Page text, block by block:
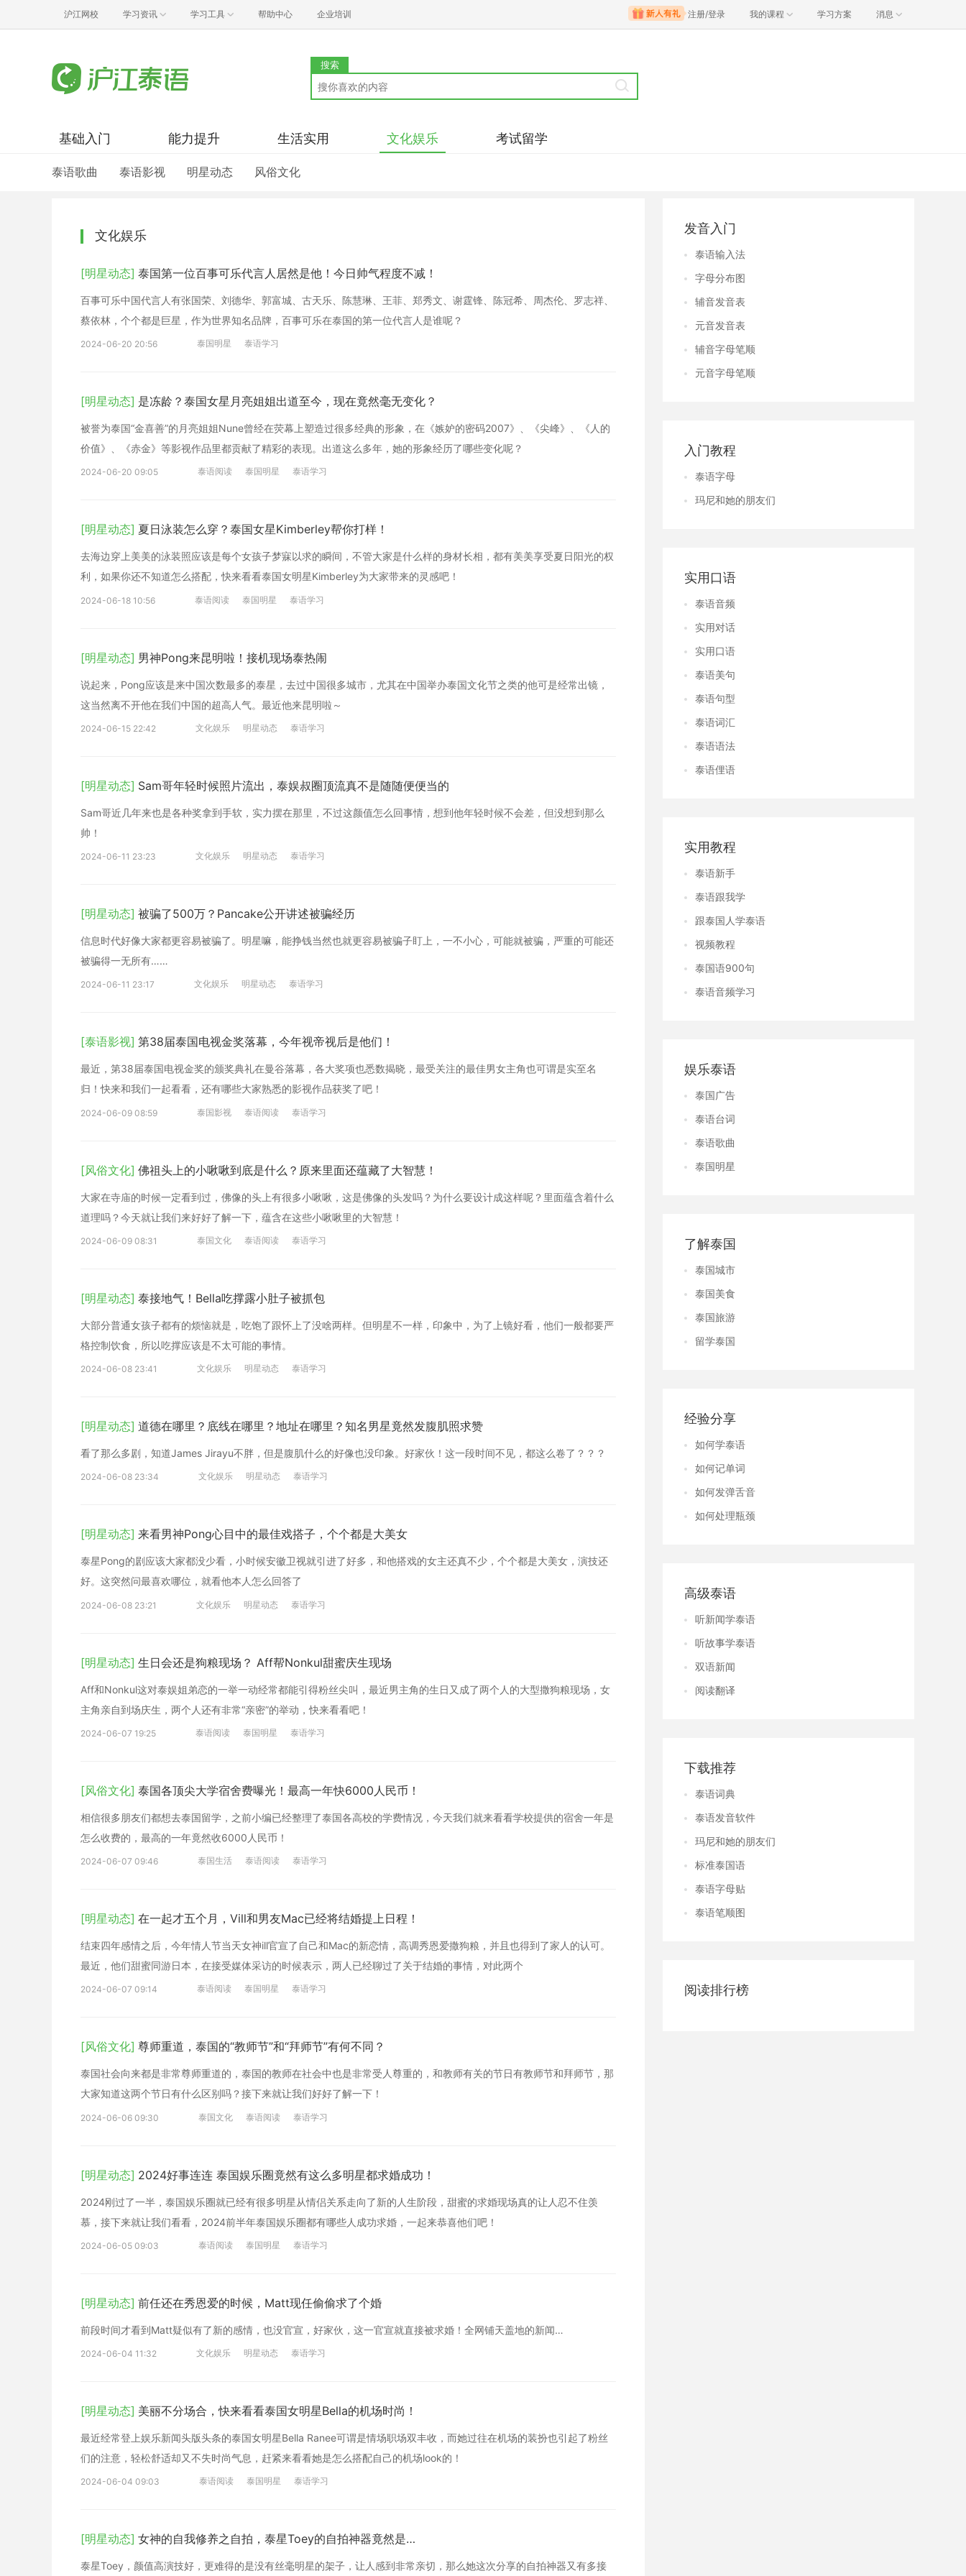
沪江网校 学习资讯 学习工具 帮助中心 企业培训 注册/登录 我的课程 学习方案 消息
搜索
基础入门 能力提升 生活实用 文化娱乐 考试留学
泰语歌曲 泰语影视 明星动态 风俗文化
文化娱乐
[明星动态] 泰国第一位百事可乐代言人居然是他！今日帅气程度不减！
百事可乐中国代言人有张国荣、刘德华、郭富城、古天乐、陈慧琳、王菲、郑秀文、谢霆锋、陈冠希、周杰伦、罗志祥、
蔡依林，个个都是巨星，作为世界知名品牌，百事可乐在泰国的第一位代言人是谁呢？
2024-06-20 20:56 泰国明星 泰语学习
[明星动态] 是冻龄？泰国女星月亮姐姐出道至今，现在竟然毫无变化？
被誉为泰国“金喜善”的月亮姐姐Nune曾经在荧幕上塑造过很多经典的形象，在《嫉妒的密码2007》、《尖峰》、《人的
价值》、《赤金》等影视作品里都贡献了精彩的表现。出道这么多年，她的形象经历了哪些变化呢？
2024-06-20 09:05 泰语阅读 泰国明星 泰语学习
[明星动态] 夏日泳装怎么穿？泰国女星Kimberley帮你打样！
去海边穿上美美的泳装照应该是每个女孩子梦寐以求的瞬间，不管大家是什么样的身材长相，都有美美享受夏日阳光的权
利，如果你还不知道怎么搭配，快来看看泰国女明星Kimberley为大家带来的灵感吧！
2024-06-18 10:56 泰语阅读 泰国明星 泰语学习
[明星动态] 男神Pong来昆明啦！接机现场泰热闹
说起来，Pong应该是来中国次数最多的泰星，去过中国很多城市，尤其在中国举办泰国文化节之类的他可是经常出镜，
这当然离不开他在我们中国的超高人气。最近他来昆明啦～
2024-06-15 22:42 文化娱乐 明星动态 泰语学习
[明星动态] Sam哥年轻时候照片流出，泰娱叔圈顶流真不是随随便便当的
Sam哥近几年来也是各种奖拿到手软，实力摆在那里，不过这颜值怎么回事情，想到他年轻时候不会差，但没想到那么
帅！
2024-06-11 23:23 文化娱乐 明星动态 泰语学习
[明星动态] 被骗了500万？Pancake公开讲述被骗经历
信息时代好像大家都更容易被骗了。明星嘛，能挣钱当然也就更容易被骗子盯上，一不小心，可能就被骗，严重的可能还
被骗得一无所有……
2024-06-11 23:17 文化娱乐 明星动态 泰语学习
[泰语影视] 第38届泰国电视金奖落幕，今年视帝视后是他们！
最近，第38届泰国电视金奖的颁奖典礼在曼谷落幕，各大奖项也悉数揭晓，最受关注的最佳男女主角也可谓是实至名
归！快来和我们一起看看，还有哪些大家熟悉的影视作品获奖了吧！
2024-06-09 08:59 泰国影视 泰语阅读 泰语学习
[风俗文化] 佛祖头上的小啾啾到底是什么？原来里面还蕴藏了大智慧！
大家在寺庙的时候一定看到过，佛像的头上有很多小啾啾，这是佛像的头发吗？为什么要设计成这样呢？里面蕴含着什么
道理吗？今天就让我们来好好了解一下，蕴含在这些小啾啾里的大智慧！
2024-06-09 08:31 泰国文化 泰语阅读 泰语学习
[明星动态] 泰接地气！Bella吃撑露小肚子被抓包
大部分普通女孩子都有的烦恼就是，吃饱了跟怀上了没啥两样。但明星不一样，印象中，为了上镜好看，他们一般都要严
格控制饮食，所以吃撑应该是不太可能的事情。
2024-06-08 23:41 文化娱乐 明星动态 泰语学习
[明星动态] 道德在哪里？底线在哪里？地址在哪里？知名男星竟然发腹肌照求赞
看了那么多剧，知道James Jirayu不胖，但是腹肌什么的好像也没印象。好家伙！这一段时间不见，都这么卷了？？？
2024-06-08 23:34 文化娱乐 明星动态 泰语学习
[明星动态] 来看男神Pong心目中的最佳戏搭子，个个都是大美女
泰星Pong的剧应该大家都没少看，小时候安徽卫视就引进了好多，和他搭戏的女主还真不少，个个都是大美女，演技还
好。这突然问最喜欢哪位，就看他本人怎么回答了
2024-06-08 23:21 文化娱乐 明星动态 泰语学习
[明星动态] 生日会还是狗粮现场？ Aff帮Nonkul甜蜜庆生现场
Aff和Nonkul这对泰娱姐弟恋的一举一动经常都能引得粉丝尖叫，最近男主角的生日又成了两个人的大型撒狗粮现场，女
主角亲自到场庆生，两个人还有非常“亲密”的举动，快来看看吧！
2024-06-07 19:25 泰语阅读 泰国明星 泰语学习
[风俗文化] 泰国各顶尖大学宿舍费曝光！最高一年快6000人民币！
相信很多朋友们都想去泰国留学，之前小编已经整理了泰国各高校的学费情况，今天我们就来看看学校提供的宿舍一年是
怎么收费的，最高的一年竟然收6000人民币！
2024-06-07 09:46 泰国生活 泰语阅读 泰语学习
[明星动态] 在一起才五个月，Vill和男友Mac已经将结婚提上日程！
结束四年感情之后，今年情人节当天女神ill官宣了自己和Mac的新恋情，高调秀恩爱撒狗粮，并且也得到了家人的认可。
最近，他们甜蜜同游日本，在接受媒体采访的时候表示，两人已经聊过了关于结婚的事情，对此两个
2024-06-07 09:14 泰语阅读 泰国明星 泰语学习
[风俗文化] 尊师重道，泰国的“教师节”和“拜师节”有何不同？
泰国社会向来都是非常尊师重道的，泰国的教师在社会中也是非常受人尊重的，和教师有关的节日有教师节和拜师节，那
大家知道这两个节日有什么区别吗？接下来就让我们好好了解一下！
2024-06-06 09:30 泰国文化 泰语阅读 泰语学习
[明星动态] 2024好事连连 泰国娱乐圈竟然有这么多明星都求婚成功！
2024刚过了一半，泰国娱乐圈就已经有很多明星从情侣关系走向了新的人生阶段，甜蜜的求婚现场真的让人忍不住羡
慕，接下来就让我们看看，2024前半年泰国娱乐圈都有哪些人成功求婚，一起来恭喜他们吧！
2024-06-05 09:03 泰语阅读 泰国明星 泰语学习
[明星动态] 前任还在秀恩爱的时候，Matt现任偷偷求了个婚
前段时间才看到Matt疑似有了新的感情，也没官宣，好家伙，这一官宣就直接被求婚！全网铺天盖地的新闻…
2024-06-04 11:32 文化娱乐 明星动态 泰语学习
[明星动态] 美丽不分场合，快来看看泰国女明星Bella的机场时尚！
最近经常登上娱乐新闻头版头条的泰国女明星Bella Ranee可谓是情场职场双丰收，而她过往在机场的装扮也引起了粉丝
们的注意，轻松舒适却又不失时尚气息，赶紧来看看她是怎么搭配自己的机场look的！
2024-06-04 09:03 泰语阅读 泰国明星 泰语学习
[明星动态] 女神的自我修养之自拍，泰星Toey的自拍神器竟然是…
泰星Toey，颜值高演技好，更难得的是没有丝毫明星的架子，让人感到非常亲切，那么她这次分享的自拍神器又有多接
发音入门
泰语输入法
字母分布图
辅音发音表
元音发音表
辅音字母笔顺
元音字母笔顺
入门教程
泰语字母
玛尼和她的朋友们
实用口语
泰语音频
实用对话
实用口语
泰语美句
泰语句型
泰语词汇
泰语语法
泰语俚语
实用教程
泰语新手
泰语跟我学
跟泰国人学泰语
视频教程
泰国语900句
泰语音频学习
娱乐泰语
泰国广告
泰语台词
泰语歌曲
泰国明星
了解泰国
泰国城市
泰国美食
泰国旅游
留学泰国
经验分享
如何学泰语
如何记单词
如何发弹舌音
如何处理瓶颈
高级泰语
听新闻学泰语
听故事学泰语
双语新闻
阅读翻译
下载推荐
泰语词典
泰语发音软件
玛尼和她的朋友们
标准泰国语
泰语字母贴
泰语笔顺图
阅读排行榜